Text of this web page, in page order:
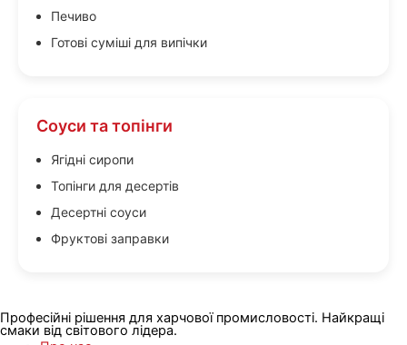
Печиво
Готові суміші для випічки
Соуси та топінги
Ягідні сиропи
Топінги для десертів
Десертні соуси
Фруктові заправки
Професійні рішення для харчової промисловості. Найкращі
смаки від світового лідера.